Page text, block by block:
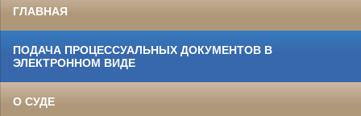
ГЛАВНАЯ
ПОДАЧА ПРОЦЕССУАЛЬНЫХ ДОКУМЕНТОВ В
ЭЛЕКТРОННОМ ВИДЕ
О СУДЕ